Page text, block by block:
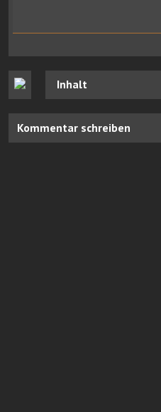
Inhalt
Kommentar schreiben